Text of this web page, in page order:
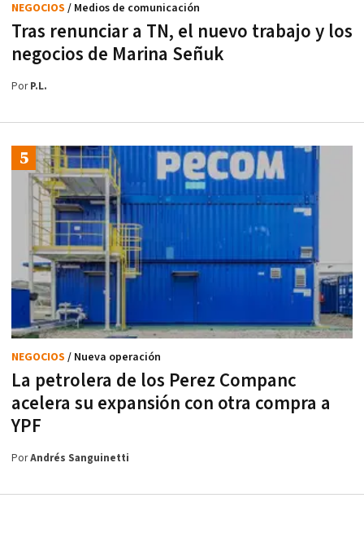
Tras renunciar a TN, el nuevo trabajo y los
negocios de Marina Señuk
NEGOCIOS / Medios de comunicación
PorP.L.
La petrolera de los Perez Companc
acelera su expansión con otra compra a
YPF
NEGOCIOS / Nueva operación
PorAndrés Sanguinetti